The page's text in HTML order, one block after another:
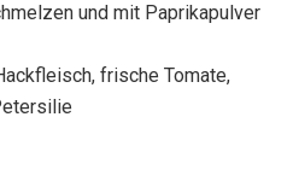
und mit Paprikapulver
frische Tomate,